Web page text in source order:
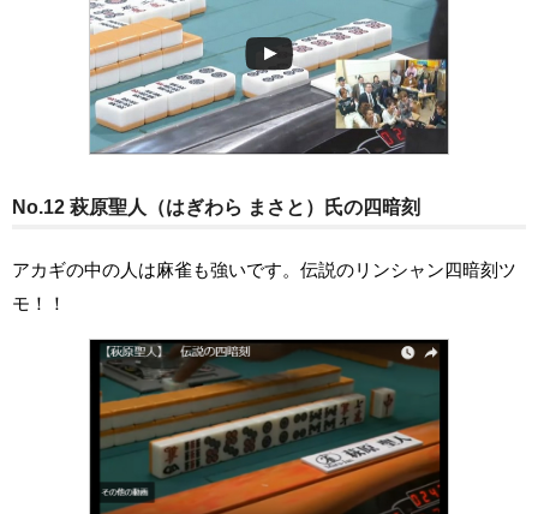
No.12 萩原聖人（はぎわら まさと）氏の四暗刻
アカギの中の人は麻雀も強いです。伝説のリンシャン四暗刻ツ
モ！！